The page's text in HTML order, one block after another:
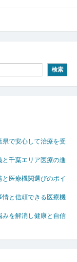
検索
で安心して治療を受
千葉エリア医療の進
医療機関選びのポイ
と信頼できる医療機
を解消し健康と自信